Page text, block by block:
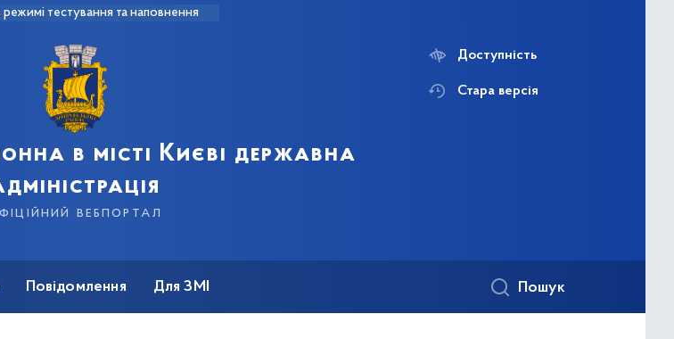
режимі тестування та наповнення
в місті Києві державна
вебпортал
Доступність
Стара версія
Повідомлення Для ЗМІ Пошук